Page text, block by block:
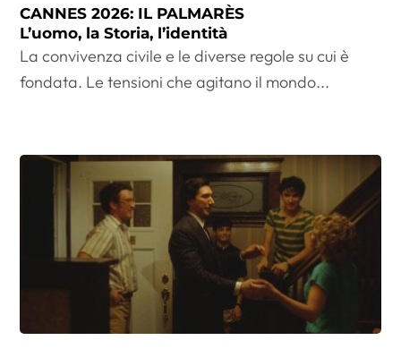
CANNES 2026: IL PALMARÈS
L’uomo, la Storia, l’identità
La convivenza civile e le diverse regole su cui è
fondata. Le tensioni che agitano il mondo...